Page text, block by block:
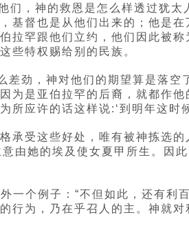
，神的救恩是怎么样透过犹
基督也是从他们出来的；他是
拉罕跟他们立约，他们因此被
些特权赐给别的民族。
劲，神对他们的期望算是落
是亚伯拉罕的后裔，就都作
应许的话这样说:‘到明年这时
承受这些好处，唯有被神拣选
由她的埃及使女夏甲所生。
一个例子：“不但如此，还有
行为，乃在乎召人的主。神就